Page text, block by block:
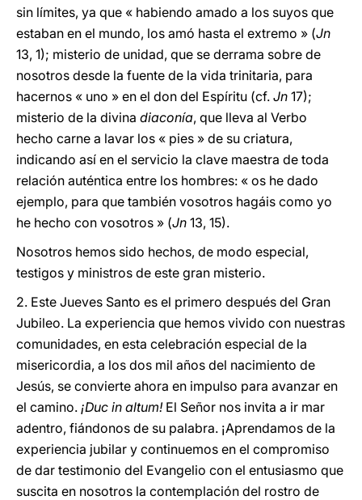
sin límites, ya que « habiendo amado a los suyos que
estaban en el mundo, los amó hasta el extremo » (Jn
13, 1); misterio de unidad, que se derrama sobre de
nosotros desde la fuente de la vida trinitaria, para
hacernos « uno » en el don del Espíritu (cf. Jn 17);
misterio de la divina diaconía, que lleva al Verbo
hecho carne a lavar los « pies » de su criatura,
indicando así en el servicio la clave maestra de toda
relación auténtica entre los hombres: « os he dado
ejemplo, para que también vosotros hagáis como yo
he hecho con vosotros » (Jn 13, 15).
Nosotros hemos sido hechos, de modo especial,
testigos y ministros de este gran misterio.
2. Este Jueves Santo es el primero después del Gran
Jubileo. La experiencia que hemos vivido con nuestras
comunidades, en esta celebración especial de la
misericordia, a los dos mil años del nacimiento de
Jesús, se convierte ahora en impulso para avanzar en
el camino. ¡Duc in altum!El Señor nos invita a ir mar
adentro, fiándonos de su palabra. ¡Aprendamos de la
experiencia jubilar y continuemos en el compromiso
de dar testimonio del Evangelio con el entusiasmo que
suscita en nosotros la contemplación del rostro de